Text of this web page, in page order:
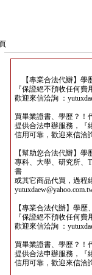
【專業合法代辦】學
『保證絕不預收任何
歡迎來信洽詢 ：
買畢業證書、學歷？！
提供合法申辦服務，『
信用可靠，歡迎來信洽
【幫助您合法代辦】
專科、大學、研究所、
書
或其它商品代買，過程
【專業合法代辦】學
『保證絕不預收任何
歡迎來信洽詢 ：
買畢業證書、學歷？！
提供合法申辦服務，『
信用可靠，歡迎來信洽